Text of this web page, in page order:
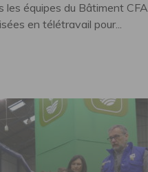
les équipes du Bâtiment CFA
en télétravail pour...